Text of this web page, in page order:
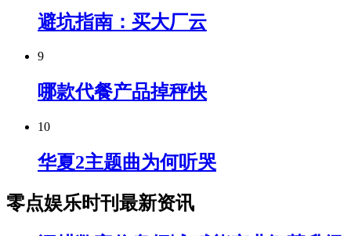
避坑指南：买大厂云
9
哪款代餐产品掉秤快
10
华夏2主题曲为何听哭
零点娱乐时刊最新资讯